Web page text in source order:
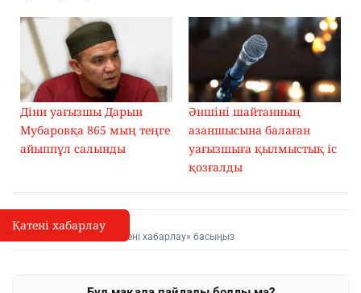
Діни уағызшы Дарын
Мубаровқа 865 мың теңге
айыппұл салынды
Әншіні шайтанның
азаншысына балаған
уағызшыға қылмыстық іс
қозғалды
I
Қате туралы хабарлау
Мәтінді белгілеп, «Қатені хабарлау» басыңыз
Қатені хабарлау